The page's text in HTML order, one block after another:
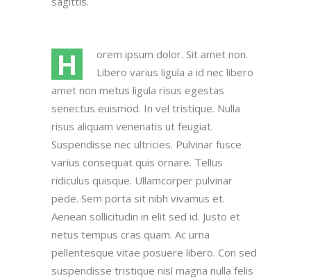
H
orem ipsum dolor. Sit amet non.
Libero varius ligula a id nec libero
amet non metus ligula risus egestas
senectus euismod. In vel tristique. Nulla
risus aliquam venenatis ut feugiat.
Suspendisse nec ultricies. Pulvinar fusce
varius consequat quis ornare. Tellus
ridiculus quisque. Ullamcorper pulvinar
pede. Sem porta sit nibh vivamus et.
Aenean sollicitudin in elit sed id. Justo et
netus tempus cras quam. Ac urna
pellentesque vitae posuere libero. Con sed
suspendisse tristique nisl magna nulla felis